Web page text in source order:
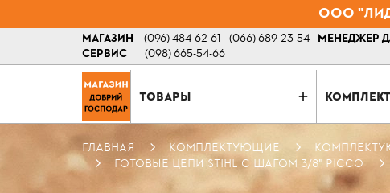
ООО
МАГАЗИН (096) 484-62-61 (066) 689-23-54 МЕНЕДЖЕР
СЕРВИС
(098) 665-54-66
ТОВАРЫ
ГЛАВНАЯ КОМПЛЕКТУЮЩИЕ
ГОТОВЫЕ ЦЕПИ STIHL С ШАГОМ 3/8" PICCO